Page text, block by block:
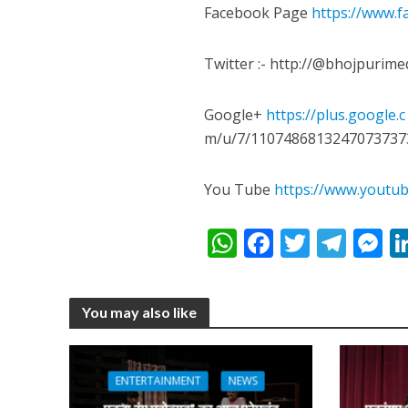
अरविंद अकेला कल्लू के
Facebook Page https://
Twitter :- http://
Google+ https://plus.google.c
m/u/7/
You Tube https://
W
s
p
F
b
o
T
er
T
gr
a
m
e
g
You may also like
ENTERTAINMENT NEWS